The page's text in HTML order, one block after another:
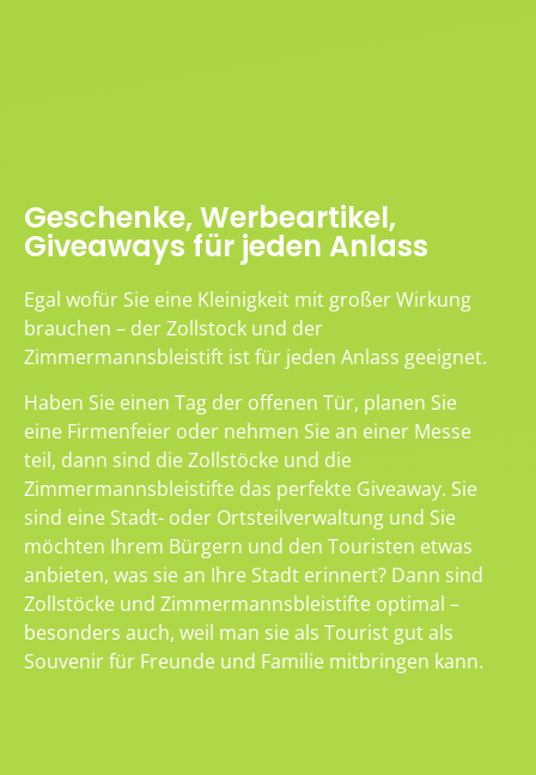
Geschenke, Werbeartikel,
Giveaways für jeden Anlass
Egal wofür Sie eine Kleinigkeit mit großer Wirkung
brauchen – der Zollstock und der
Zimmermannsbleistift ist für jeden Anlass geeignet.
Haben Sie einen Tag der offenen Tür, planen Sie
eine Firmenfeier oder nehmen Sie an einer Messe
teil, dann sind die Zollstöcke und die
Zimmermannsbleistifte das perfekte Giveaway. Sie
sind eine Stadt- oder Ortsteilverwaltung und Sie
möchten Ihrem Bürgern und den Touristen etwas
anbieten, was sie an Ihre Stadt erinnert? Dann sind
Zollstöcke und Zimmermannsbleistifte optimal –
besonders auch, weil man sie als Tourist gut als
Souvenir für Freunde und Familie mitbringen kann.